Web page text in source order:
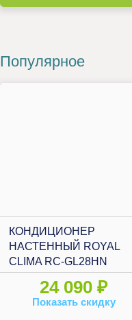
Популярное
КОНДИЦИОНЕР
НАСТЕННЫЙ ROYAL
CLIMA RC-GL28HN
24 090 ₽
Показать скидку